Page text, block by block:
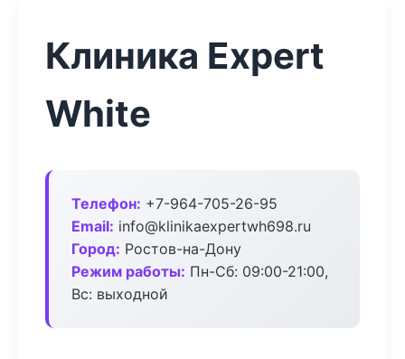
Клиника Expert
White
Телефон: +7-964-705-26-95
Email: info@klinikaexpertwh698.ru
Город: Ростов-на-Дону
Режим работы: Пн-Сб: 09:00-21:00,
Вс: выходной